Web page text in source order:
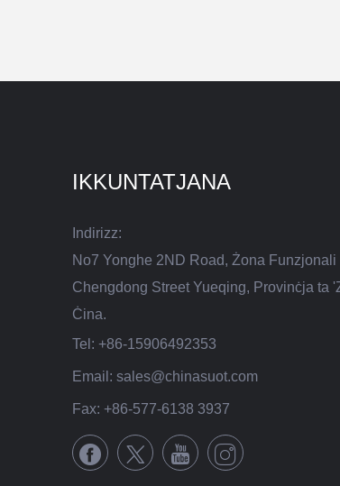
IKKUNTATJANA
Indirizz:
No7 Yonghe 2ND Road, Żona Funzjonali
Chengdong Street Yueqing, Provinċja ta
Ċina.
Tel: +86-15906492353
Email: sales@chinasuot.com
Fax: +86-577-6138 3937